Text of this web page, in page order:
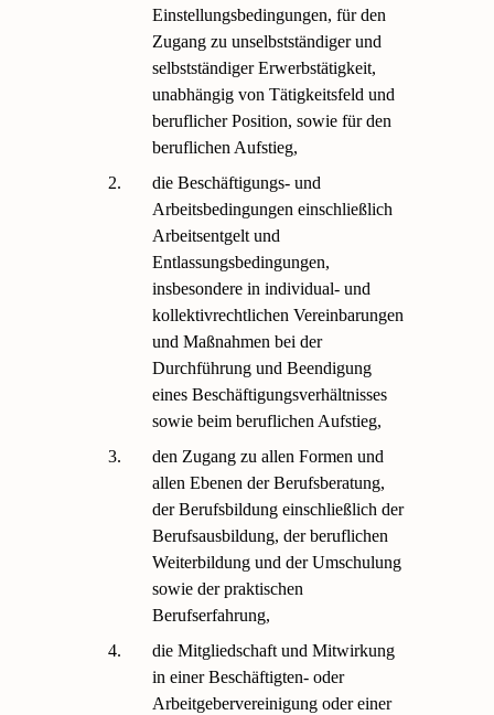
Einstellungsbedingungen, für den
Zugang zu unselbstständiger und
selbstständiger Erwerbstätigkeit,
unabhängig von Tätigkeitsfeld und
beruflicher Position, sowie für den
beruflichen Aufstieg,
2.
die Beschäftigungs- und
Arbeitsbedingungen einschließlich
Arbeitsentgelt und
Entlassungsbedingungen,
insbesondere in individual- und
kollektivrechtlichen Vereinbarungen
und Maßnahmen bei der
Durchführung und Beendigung
eines Beschäftigungsverhältnisses
sowie beim beruflichen Aufstieg,
3.
den Zugang zu allen Formen und
allen Ebenen der Berufsberatung,
der Berufsbildung einschließlich der
Berufsausbildung, der beruflichen
Weiterbildung und der Umschulung
sowie der praktischen
Berufserfahrung,
4.
die Mitgliedschaft und Mitwirkung
in einer Beschäftigten- oder
Arbeitgebervereinigung oder einer